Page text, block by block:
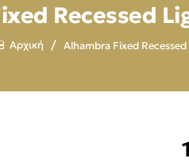
Recessed
Alhambra Fixed